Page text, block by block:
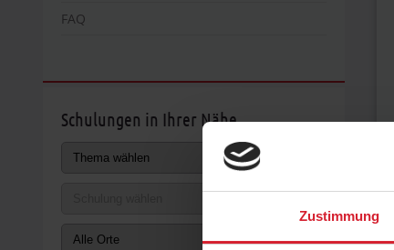
Zustimmung
FAQ
Schulungen in Ihrer Nähe